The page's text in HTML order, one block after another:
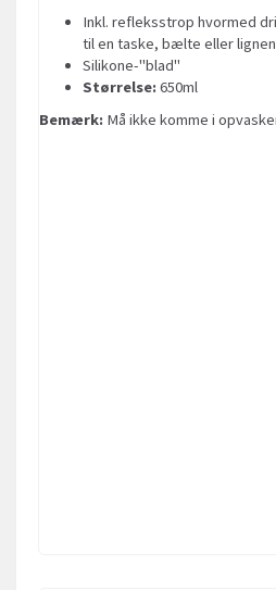
Inkl. refleksstrop hvormed
til en taske, bælte eller
Silikone-"blad"
Størrelse:650ml
Bemærk: Må ikke komme i